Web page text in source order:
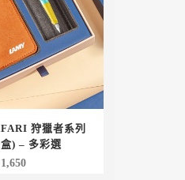
狩獵者系列
) – 多彩選
1,650